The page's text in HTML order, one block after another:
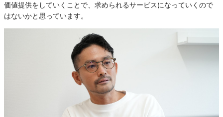
価値提供をしていくことで、求められるサービスになっていくので
はないかと思っています。